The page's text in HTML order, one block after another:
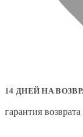
14 ДНЕЙ НА
гарантия